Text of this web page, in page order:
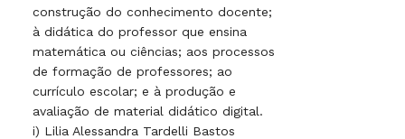
construção do conhecimento docente;
à didática do professor que ensina
matemática ou ciências; aos processos
de formação de professores; ao
currículo escolar; e à produção e
avaliação de material didático digital.
i) Lilia Alessandra Tardelli Bastos